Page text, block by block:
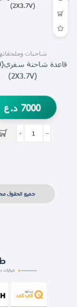
شاحنات
(2X3.7V)
7000 د.ع
جميع الحقوق